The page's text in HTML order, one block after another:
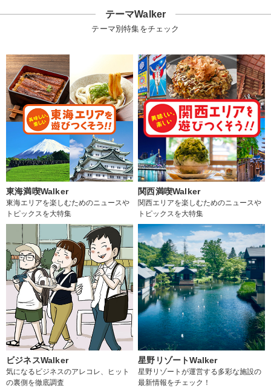
テーマWalker
テーマ別特集をチェック
東海満喫Walker
東海エリアを楽しむためのニュースや
トピックスを大特集
関西満喫Walker
関西エリアを楽しむためのニュースや
トピックスを大特集
ビジネスWalker
気になるビジネスのアレコレ、ヒット
の裏側を徹底調査
星野リゾートWalker
星野リゾートが運営する多彩な施設の
最新情報をチェック！